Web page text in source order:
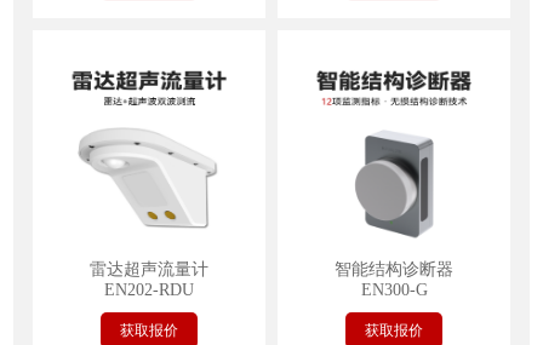
雷达超声流量计
EN202-RDU
获取报价
智能结构诊断器
EN300-G
获取报价